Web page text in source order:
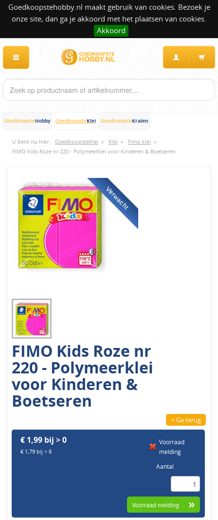
Goedkoopstehobby.nl maakt gebruik van cookies. Bezoek je
onze site, dan ga je akkoord met het plaatsen van cookies.
Akkoord
GoedkoopsteHobby GoedkoopsteKlei GoedkoopsteKralen
U bent nu hier: GoedkoopsteKlei » Klei » Fimo klei »
FIMO Kids Roze nr 220 - Polymeerklei voor Kinderen & Boetseren
Verwacht
FIMO Kids Roze nr
220 - Polymeerklei
voor Kinderen &
Boetseren
< Ga terug
€ 1,99 bij > 0
€ 1,79 bij > 8
Voorraad
melding
Aantal